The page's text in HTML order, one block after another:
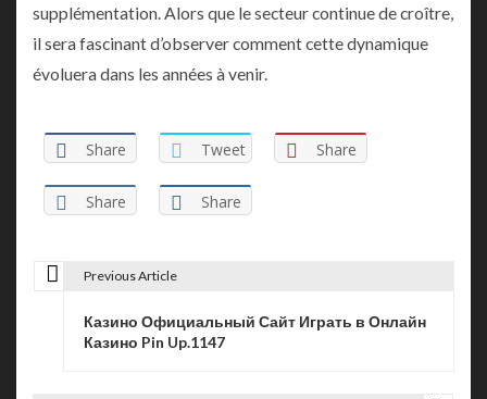
supplémentation. Alors que le secteur continue de croître,
il sera fascinant d’observer comment cette dynamique
évoluera dans les années à venir.
Share Tweet Share
Share Share
Previous Article
Казино Официальный Сайт Играть в Онлайн
Казино Pin Up.1147